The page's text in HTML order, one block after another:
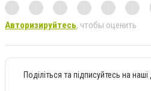
Авторизируйтесь, чтобы оценить
Поділіться та підписуйтесь на